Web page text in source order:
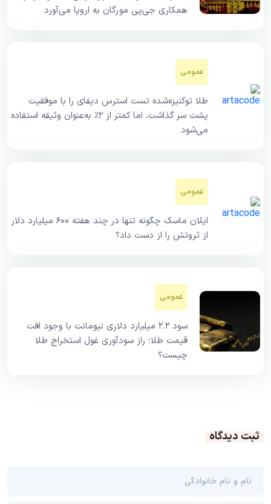
همکاری جی‌پی مورگان به اروپا می‌آورد
عمومی
طلا توکنیزه‌شده تست استرس دیفای را با موفقیت
پشت سر گذاشت، اما کمتر از ۲٪ به‌عنوان وثیقه استفاده
می‌شود
عمومی
ایلان ماسک چگونه تنها در چند هفته ۶۰۰ میلیارد دلار
از ثروتش را از دست داد؟
عمومی
سود ۲.۲ میلیارد دلاری نیومانت با وجود افت
قیمت طلا؛ راز سودآوری غول استخراج طلا
چیست؟
ثبت دیدگاه